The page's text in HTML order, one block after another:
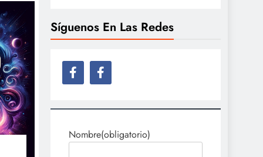
Síguenos En Las Redes
Nombre(obligatorio)